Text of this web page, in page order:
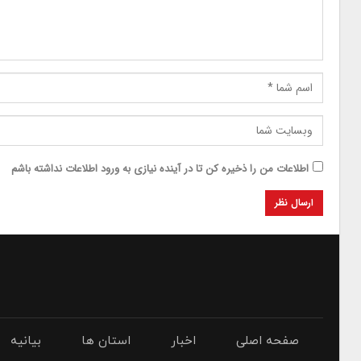
اطلاعات من را ذخیره کن تا در آینده نیازی به ورود اطلاعات نداشته باشم
صفحه اصلی اخبار استان ها بیانیه